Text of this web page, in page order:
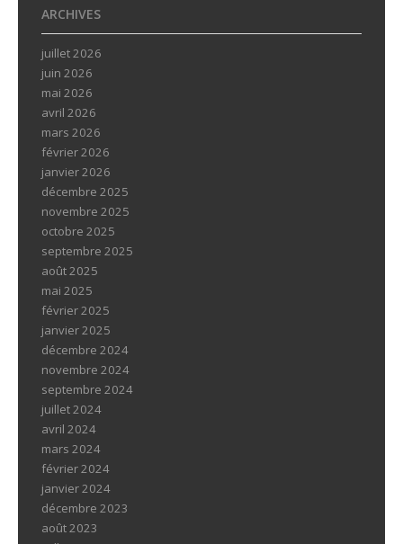
ARCHIVES
juillet 2026
juin 2026
mai 2026
avril 2026
mars 2026
février 2026
janvier 2026
décembre 2025
novembre 2025
octobre 2025
septembre 2025
août 2025
mai 2025
février 2025
janvier 2025
décembre 2024
novembre 2024
septembre 2024
juillet 2024
avril 2024
mars 2024
février 2024
janvier 2024
décembre 2023
août 2023